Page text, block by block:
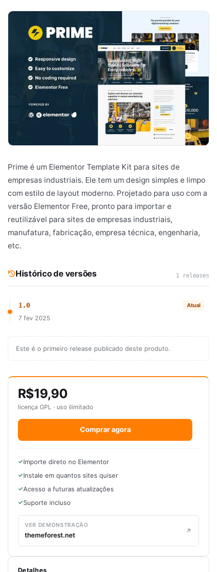
Prime é um Elementor Template Kit para sites de
empresas industriais. Ele tem um design simples e limpo
com estilo de layout moderno. Projetado para uso com a
versão Elementor Free, pronto para importar e
reutilizável para sites de empresas industriais,
manufatura, fabricação, empresa técnica, engenharia,
etc.
Histórico de versões 1 releases
1.0 Atual
7 fev 2025
Este é o primeiro release publicado deste produto.
R$19,90
licença GPL · uso ilimitado
Comprar agora
Importe direto no Elementor
Instale em quantos sites quiser
Acesso a futuras atualizações
Suporte incluso
VER DEMONSTRAÇÃO
themeforest.net
Detalhes